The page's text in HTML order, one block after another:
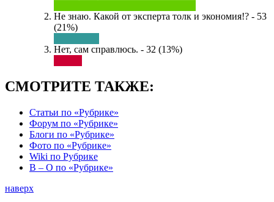
Не знаю. Какой от эксперта толк и экономия!? - 53
(21%)
Нет, сам справлюсь. - 32 (13%)
СМОТРИТЕ ТАКЖЕ:
Статьи по «Рубрике»
Форум по «Рубрике»
Блоги по «Рубрике»
Фото по «Рубрике»
Wiki по Рубрике
В – О по «Рубрике»
наверх